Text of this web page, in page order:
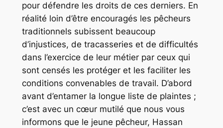
pour défendre les droits de ces derniers. En
réalité loin d’être encouragés les pêcheurs
traditionnels subissent beaucoup
d’injustices, de tracasseries et de difficultés
dans l’exercice de leur métier par ceux qui
sont censés les protéger et les faciliter les
conditions convenables de travail. D’abord
avant d’entamer la longue liste de plaintes ;
c’est avec un cœur mutilé que nous vous
informons que le jeune pêcheur, Hassan